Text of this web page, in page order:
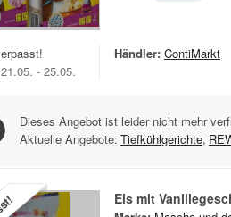
21.05. - 25.05.
Händler: ContiMarkt
Dieses Angebot ist leider nicht mehr
Aktuelle Angebote: Tiefkühlgerichte,
Eis mit